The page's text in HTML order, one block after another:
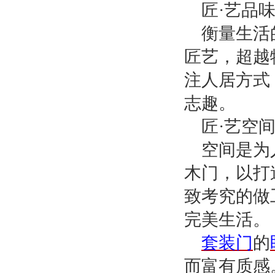
匠·艺品味
衡量生活
匠艺，超
注人居方
志趣。
匠·艺空间
空间是
木门，以
致考究的
完美生活。
套装门的
而富有质